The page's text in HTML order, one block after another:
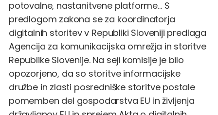
potovalne, nastanitvene platforme… S
predlogom zakona se za koordinatorja
digitalnih storitev v Republiki Sloveniji predlaga
Agencija za komunikacijska omrežja in storitve
Republike Slovenije. Na seji komisije je bilo
opozorjeno, da so storitve informacijske
družbe in zlasti posredniške storitve postale
pomemben del gospodarstva EU in življenja